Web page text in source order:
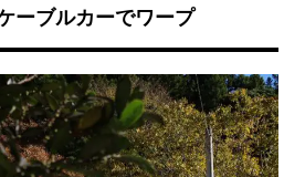
ーブルカーでワープ